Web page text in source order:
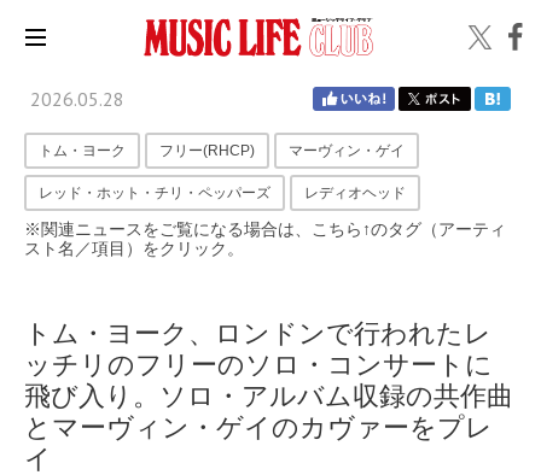
2026.05.28
トム・ヨーク フリー(RHCP) マーヴィン・ゲイ
レッド・ホット・チリ・ペッパーズ レディオヘッド
※関連ニュースをご覧になる場合は、こちら↑のタグ（アーティ
スト名／項目）をクリック。
トム・ヨーク、ロンドンで行われたレ
ッチリのフリーのソロ・コンサートに
飛び入り。ソロ・アルバム収録の共作曲
とマーヴィン・ゲイのカヴァーをプレ
イ